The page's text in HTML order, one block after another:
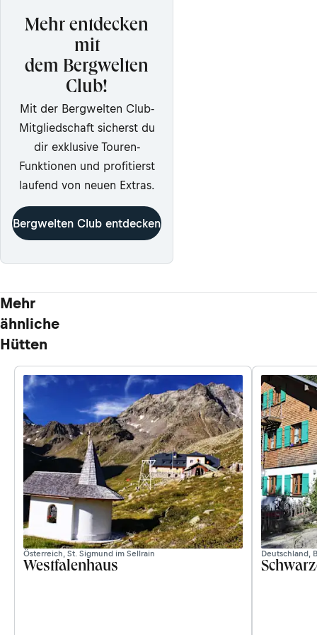
Mehr entdecken
mit
dem Bergwelten
Club!
Mit der Bergwelten Club-
Mitgliedschaft sicherst du
dir exklusive Touren-
Funktionen und profitierst
laufend von neuen Extras.
Bergwelten Club entdecken
Mehr
ähnliche
Hütten
Österreich, St. Sigmund im Sellrain
Westfalenhaus
Deutschland,